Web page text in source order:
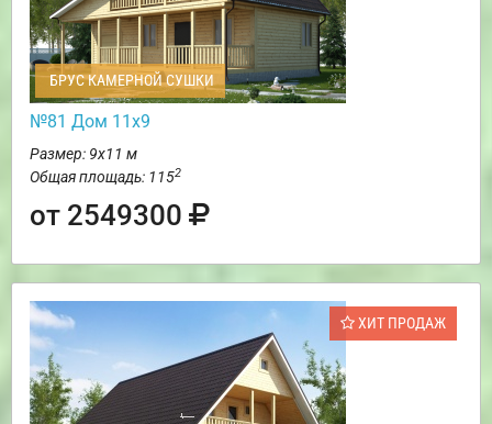
БРУС КАМЕРНОЙ СУШКИ
№81 Дом 11х9
Размер: 9х11 м
Общая площадь: 1152
от 2549300
ХИТ ПРОДАЖ